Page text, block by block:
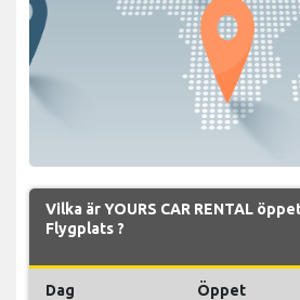
Vilka är YOURS CAR RENTAL
Flygplats ?
Dag Öppet